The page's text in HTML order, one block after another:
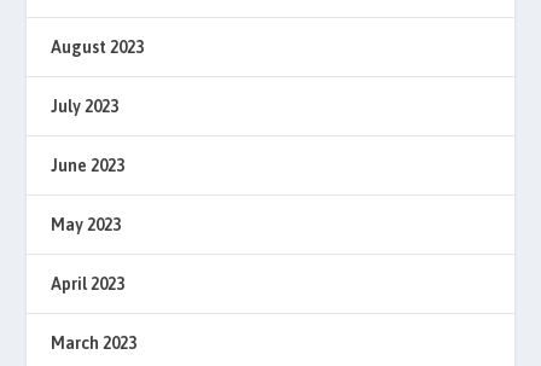
August 2023
July 2023
June 2023
May 2023
April 2023
March 2023